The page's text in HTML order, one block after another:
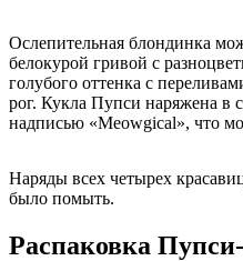
Ослепительная блондинка
белокурой гривой с
голубого оттенка с
рог. Кукла Пупси наряжена в
надписью «Meowgical», что
Наряды всех четырех
было помыть.
Распаковка